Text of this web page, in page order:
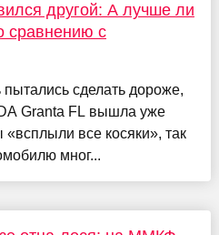
другой: А лучше ли
сравнению с
сделать дороже,
Granta FL вышла уже
«всплыли все косяки», так
мног...